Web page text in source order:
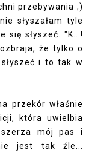
przebywania ;)
słyszałam tyle
się słyszeć. "K...!
że tylko o
i to tak w
przekór właśnie
która uwielbia
mój pas i
jest tak źle...